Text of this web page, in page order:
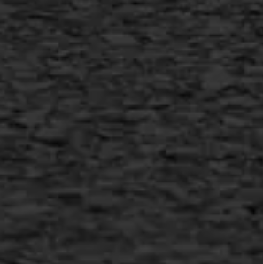
+31 493 842 840
info@asfaltwerken.nl
MEER INFORMATIE
Inschrijven nieuwsbrief
Duurzaam ondernemen